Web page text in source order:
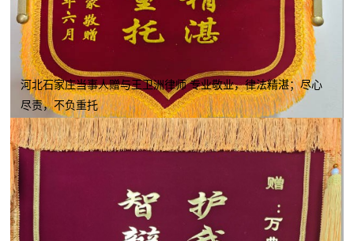
河北石家庄当事人赠与王卫洲律师 专业敬业，律法精湛；尽心
尽责，不负重托